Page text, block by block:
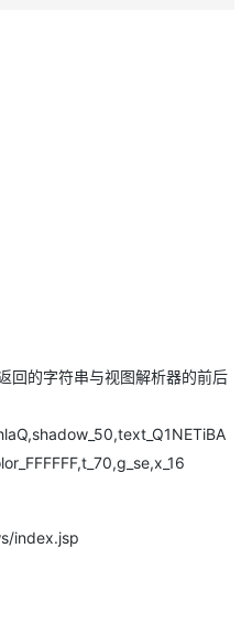
回的字符串与视图解析器的前后
index.jsp